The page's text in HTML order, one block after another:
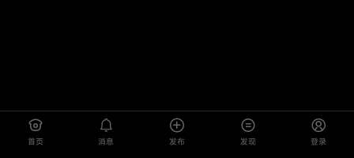
首页 消息 发布 发现 登录